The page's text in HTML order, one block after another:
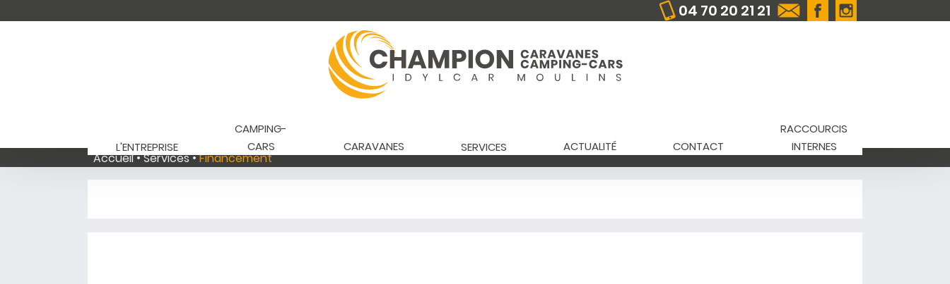
04 70 20 21 21
L'ENTREPRISE
CAMPING-
CARS
CARAVANES SERVICES ACTUALITÉ CONTACT
RACCOURCIS
INTERNES
Accueil Services Financement